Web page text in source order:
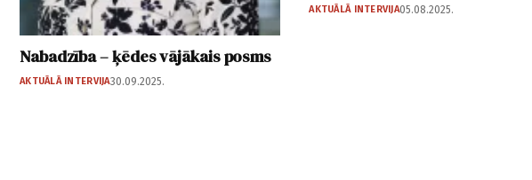
Nabadzība – ķēdes vājākais posms
AKTUĀLĀ INTERVIJA30.09.2025.
AKTUĀLĀ INTERVIJA05.08.2025.